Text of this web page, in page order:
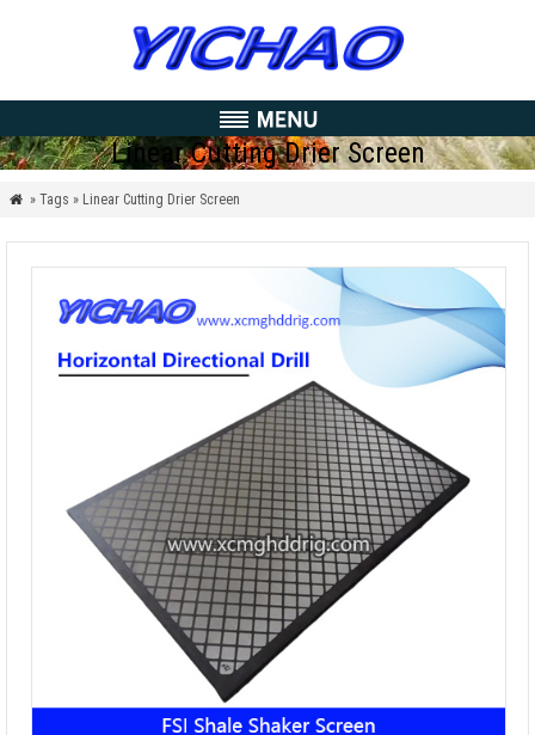
Linear Cutting Drier Screen
 » Tags » Linear Cutting Drier Screen